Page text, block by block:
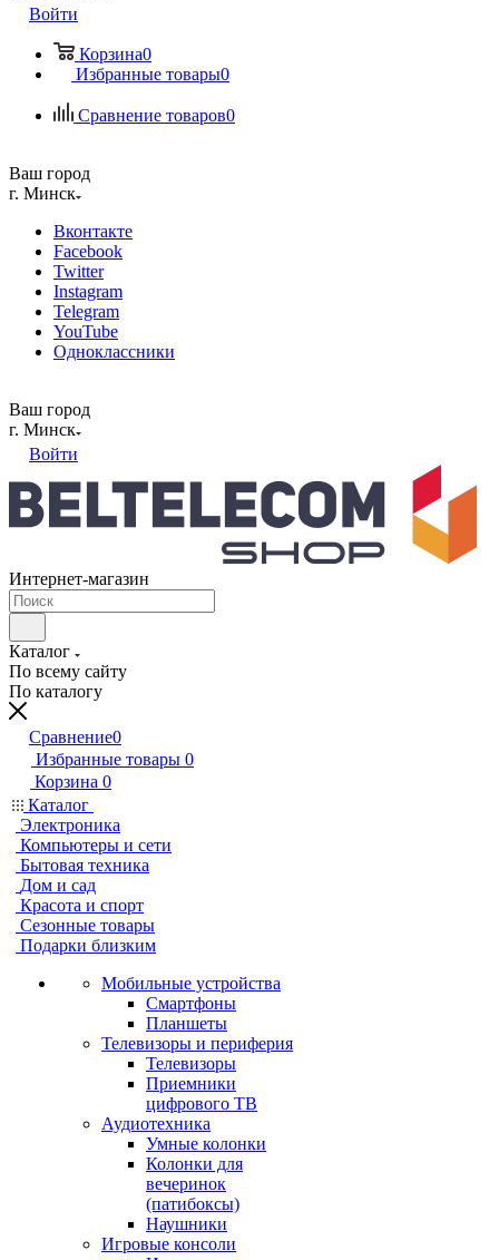
Войти
Корзина0
Избранные товары0
Сравнение товаров0
Ваш город
г. Минск
Вконтакте
Facebook
Twitter
Instagram
Telegram
YouTube
Одноклассники
Ваш город
г. Минск
Войти
Интернет-магазин
Каталог
По всему сайту
По каталогу
Сравнение0
Избранные товары 0
Корзина 0
Каталог
Электроника
Компьютеры и сети
Бытовая техника
Дом и сад
Красота и спорт
Сезонные товары
Подарки близким
Мобильные устройства
Смартфоны
Планшеты
Телевизоры и периферия
Телевизоры
Приемники
цифрового ТВ
Аудиотехника
Умные колонки
Колонки для
вечеринок
(патибоксы)
Наушники
Игровые консоли